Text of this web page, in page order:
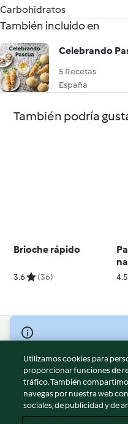
Carbohidratos
También incluido en
Celebrando
5 Recetas
España
También podría
Brioche rápido
3.6 (36) 4.5
© Copyright 2026
Términos de uso
Política de privacidad
Aviso legal
Información legal
Utilizamos cookies para
proporcionar funciones de
tráfico. También
navegas por nuestra web
sociales, de publicidad y de